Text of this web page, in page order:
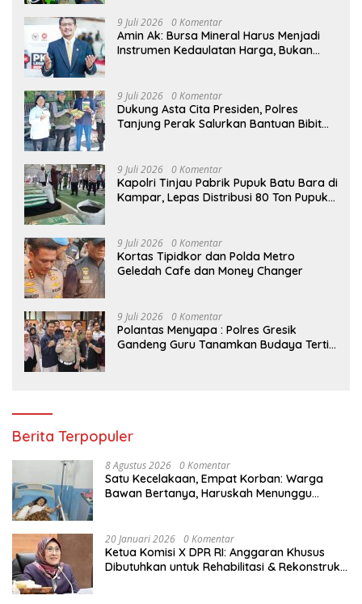
9 Juli 2026 0 Komentar
Amin Ak: Bursa Mineral Harus Menjadi
Instrumen Kedaulatan Harga, Bukan
9 Juli 2026 0 Komentar
Dukung Asta Cita Presiden, Polres
Tanjung Perak Salurkan Bantuan Bibit
9 Juli 2026 0 Komentar
Kapolri Tinjau Pabrik Pupuk Batu Bara di
Kampar, Lepas Distribusi 80 Ton Pupuk
9 Juli 2026 0 Komentar
Kortas Tipidkor dan Polda Metro
Geledah Cafe dan Money Changer
9 Juli 2026 0 Komentar
Polantas Menyapa : Polres Gresik
Gandeng Guru Tanamkan Budaya Tertib
Berita Terpopuler
8 Agustus 2026 0 Komentar
Satu Kecelakaan, Empat Korban: Warga
Bawan Bertanya, Haruskah Menunggu
20 Januari 2026 0 Komentar
Ketua Komisi X DPR RI: Anggaran Khusus
Dibutuhkan untuk Rehabilitasi & Rekonstruksi